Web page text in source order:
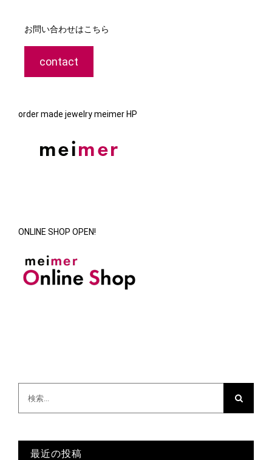
お問い合わせはこちら
contact
order made jewelry meimer HP
ONLINE SHOP OPEN!
最近の投稿